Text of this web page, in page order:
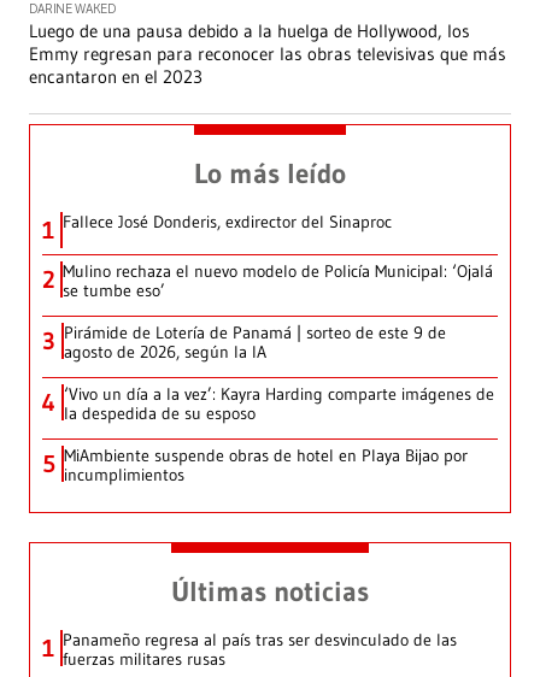
DARINE WAKED
Luego de una pausa debido a la huelga de Hollywood, los
Emmy regresan para reconocer las obras televisivas que más
encantaron en el 2023
Lo más leído
1 Fallece José Donderis, exdirector del Sinaproc
2 Mulino rechaza el nuevo modelo de Policía Municipal: ‘Ojalá
se tumbe eso’
3 Pirámide de Lotería de Panamá | sorteo de este 9 de
agosto de 2026, según la IA
4 ‘Vivo un día a la vez’: Kayra Harding comparte imágenes de
la despedida de su esposo
5 MiAmbiente suspende obras de hotel en Playa Bijao por
incumplimientos
Últimas noticias
1 Panameño regresa al país tras ser desvinculado de las
fuerzas militares rusas